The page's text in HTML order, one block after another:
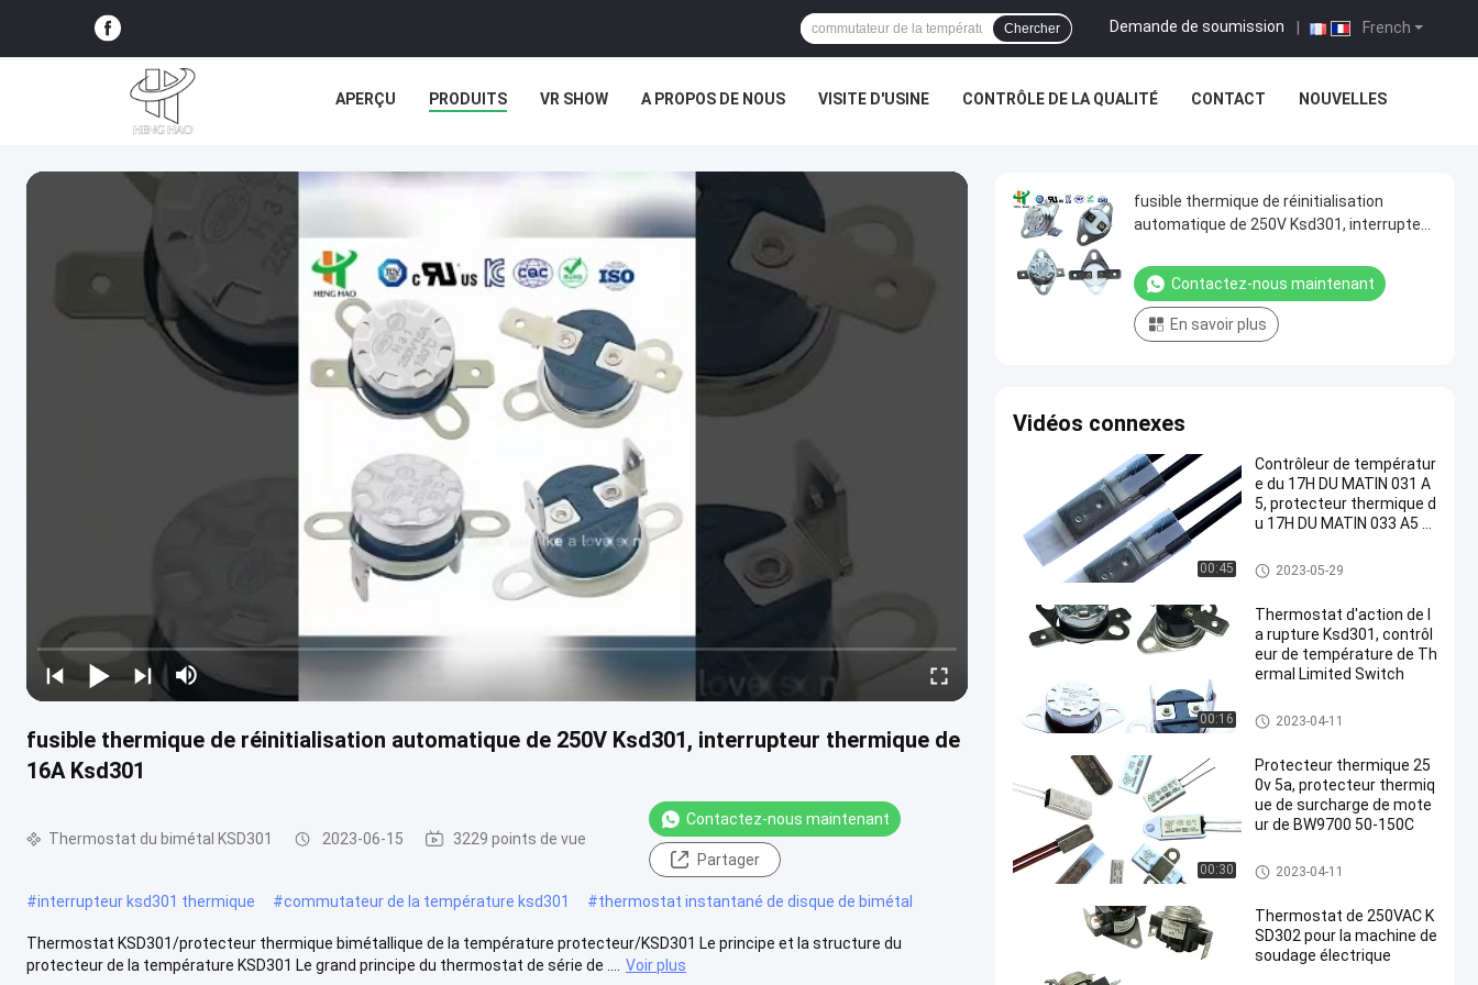
French
Demande de soumission
Chercher
APERÇU PRODUITS VR SHOW A PROPOS DE NOUS VISITE D'USINE CONTRÔLE DE LA QUALITÉ CONTACT NOUVELLES
fusible thermique de réinitialisation automatique de 250V Ksd301, interrupteur thermique de
16A Ksd301
Thermostat du bimétal KSD301 2023-06-15 3229 points de vue
Contactez-nous maintenant
Partager
#interrupteur ksd301 thermique #commutateur de la température ksd301 #thermostat instantané de disque de bimétal
Thermostat KSD301/protecteur thermique bimétallique de la température protecteur/KSD301 Le principe et la structure du
protecteur de la température KSD301 Le grand principe du thermostat de série de ....
Voir plus
fusible thermique de réinitialisation
automatique de 250V Ksd301, interrupteur
Contactez-nous maintenant
En savoir plus
Vidéos connexes
00:45
Contrôleur de températur
e du 17H DU MATIN 031 A
5, protecteur thermique d
u 17H DU MATIN 033 A5 d
protecteur de courant ascenda
nt de 17h du matin
2023-05-29
00:16
Thermostat d'action de l
a rupture Ksd301, contrôl
eur de température de Th
ermal Limited Switch
Thermostat du bimétal KSD30
1
2023-04-11
00:30
Protecteur thermique 25
0v 5a, protecteur thermiq
ue de surcharge de mote
ur de BW9700 50-150C
Thermostat du bimétal KSD30
1
2023-04-11
Thermostat de 250VAC K
SD302 pour la machine de
soudage électrique